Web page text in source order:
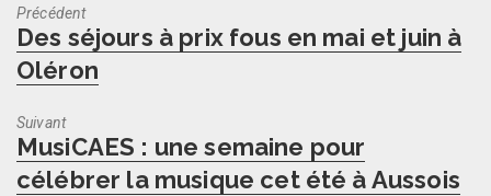
Précédent
Previous
post:
Des séjours à prix fous en mai et juin à
Oléron
Suivant
Next
post:
MusiCAES : une semaine pour
célébrer la musique cet été à Aussois